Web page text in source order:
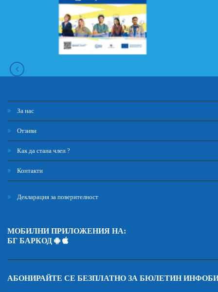
За нас
Отзиви
Как да стана член ?
Контакти
Декларация за поверителност
МОБИЛНИ ПРИЛОЖЕНИЯ НА:
БГ БАРКОД
АБОНИРАЙТЕ СЕ БЕЗПЛАТНО ЗА БЮЛЕТИН